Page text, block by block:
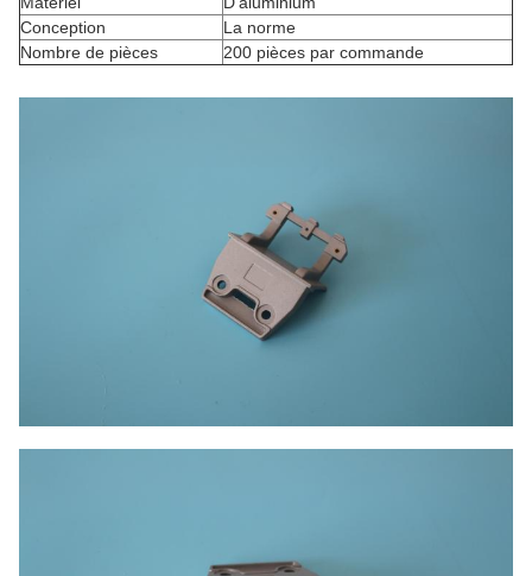
Conception
La norme
Nombre de pièces
200 pièces par commande